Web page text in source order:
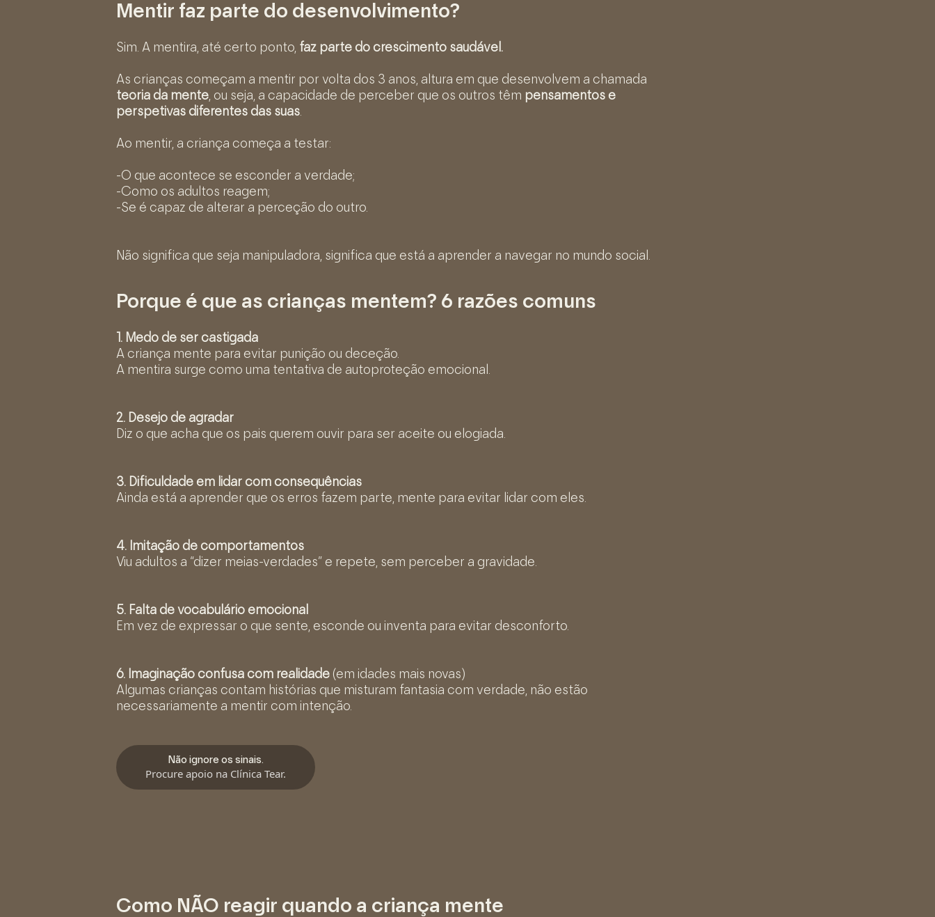
Mentir faz parte do desenvolvimento?
Sim. A mentira, até certo ponto, faz parte do crescimento saudável.
As crianças começam a mentir por volta dos 3 anos, altura em que desenvolvem a chamada
teoria da mente, ou seja, a capacidade de perceber que os outros têm pensamentos e
perspetivas diferentes das suas.
Ao mentir, a criança começa a testar:
-O que acontece se esconder a verdade;
-Como os adultos reagem;
-Se é capaz de alterar a perceção do outro.
Não significa que seja manipuladora, significa que está a aprender a navegar no mundo social.
Porque é que as crianças mentem? 6 razões comuns
1. Medo de ser castigada
A criança mente para evitar punição ou deceção.
A mentira surge como uma tentativa de autoproteção emocional.
2. Desejo de agradar
Diz o que acha que os pais querem ouvir para ser aceite ou elogiada.
3. Dificuldade em lidar com consequências
Ainda está a aprender que os erros fazem parte, mente para evitar lidar com eles.
4. Imitação de comportamentos
Viu adultos a “dizer meias-verdades” e repete, sem perceber a gravidade.
5. Falta de vocabulário emocional
Em vez de expressar o que sente, esconde ou inventa para evitar desconforto.
6. Imaginação confusa com realidade (em idades mais novas)
Algumas crianças contam histórias que misturam fantasia com verdade, não estão
necessariamente a mentir com intenção.
Não ignore os sinais.
Procure apoio na Clínica Tear.
Como NÃO reagir quando a criança mente